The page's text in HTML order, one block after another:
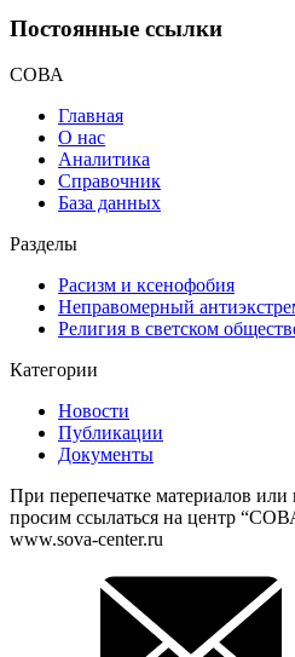
Постоянные ссылки
СОВА
Главная
О нас
Аналитика
Справочник
База данных
Разделы
Расизм и ксенофобия
Неправомерный
Религия в светском
Категории
Новости
Публикации
Документы
При перепечатке материалов
просим ссылаться на центр
www.sova-center.ru